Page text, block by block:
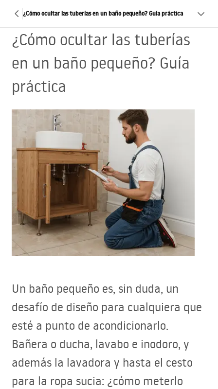
¿Cómo ocultar las tuberías en un baño pequeño? Guía práctica
¿Cómo ocultar las tuberías
en un baño pequeño? Guía
práctica
Un baño pequeño es, sin duda, un
desafío de diseño para cualquiera que
esté a punto de acondicionarlo.
Bañera o ducha, lavabo e inodoro, y
además la lavadora y hasta el cesto
para la ropa sucia: ¿cómo meterlo